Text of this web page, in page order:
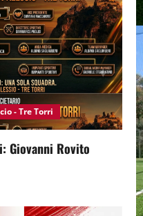
- Tre Torri
Giovanni Rovito